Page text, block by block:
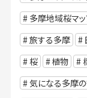
多摩地域桜マ
旅する多摩
桜
植物
気になる多摩